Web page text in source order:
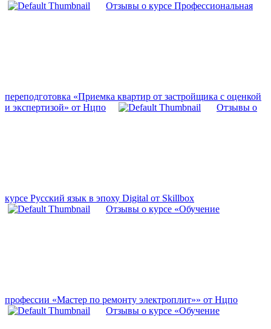
Отзывы о курсе Профессиональная
переподготовка «Приемка квартир от застройщика с оценкой
и экспертизой» от Нцпо
Отзывы о
курсе Русский язык в эпоху Digital от Skillbox
Отзывы о курсе «Обучение
профессии «Мастер по ремонту электроплит»» от Нцпо
Отзывы о курсе «Обучение